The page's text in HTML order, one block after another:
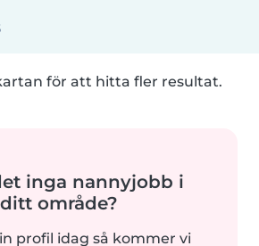
för att hitta fler resultat.
inga nannyjobb i
ditt område?
profil idag så kommer vi